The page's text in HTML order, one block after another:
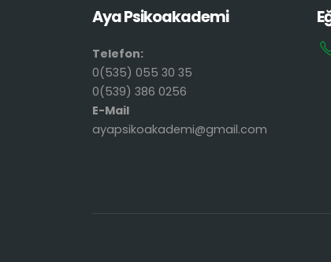
Aya Psikoakademi
Telefon:
0(535) 055 30 35
0(539) 386 0256
E-Mail
ayapsikoakademi@gmail.com